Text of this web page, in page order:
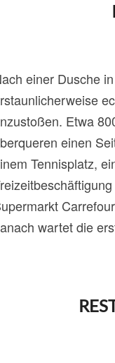
einer Dusche
Etwa
einen
Tennisplatz,
wartet die